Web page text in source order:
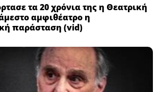
τα 20 χρόνια της η Θεατρική
αμφιθέατρο η
παράσταση (vid)